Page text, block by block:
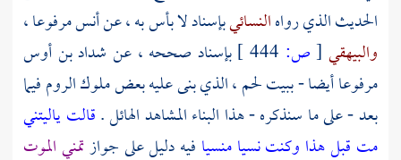
الحديث الذي رواهالنسائيبإسناد لا بأس به ، عنأنسمرفوعا ،
والبيهقي [ص: بإسناد صححه ، عن شداد بن أوس
مرفوعا أيضا -ببيت لحم ،الذي بنى عليه بعض ملوكالرومفيما
بعد - على ما سنذكره - هذا البناء المشاهد الهائل .قالت ياليتني
مت قبل هذا وكنت نسيا منسيا فيه دليل على جوازتمني الموت